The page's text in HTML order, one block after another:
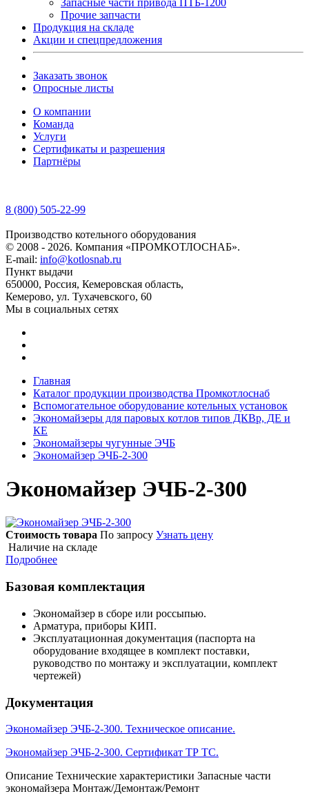
Прочие запчасти
Продукция на складе
Акции и спецпредложения
Заказать звонок
Опросные листы
О компании
Команда
Услуги
Сертификаты и разрешения
Партнёры
8 (800) 505-22-99
Производство котельного оборудования
© 2008 - 2026. Компания «ПРОМКОТЛОСНАБ».
E-mail: info@kotlosnab.ru
Пункт выдачи
650000, Россия, Кемеровская область,
Кемерово, ул. Тухачевского, 60
Мы в социальных сетях
Главная
Каталог продукции производства Промкотлоснаб
Вспомогательное оборудование котельных установок
Экономайзеры для паровых котлов типов ДКВр, ДЕ и
КЕ
Экономайзеры чугунные ЭЧБ
Экономайзер ЭЧБ-2-300
Экономайзер ЭЧБ-2-300
Стоимость товара По запросу Узнать цену
Наличие на складе
Подробнее
Базовая комплектация
Экономайзер в сборе или россыпью.
Арматура, приборы КИП.
Эксплуатационная документация (паспорта на
оборудование входящее в комплект поставки,
руководство по монтажу и эксплуатации, комплект
чертежей)
Документация
Экономайзер ЭЧБ-2-300. Техническое описание.
Экономайзер ЭЧБ-2-300. Сертификат ТР ТС.
Описание Технические характеристики Запасные части
экономайзера Монтаж/Демонтаж/Ремонт